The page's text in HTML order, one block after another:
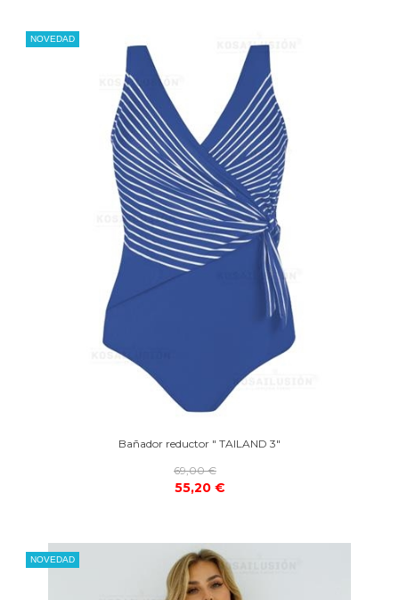
NOVEDAD
Bañador reductor " TAILAND 3"
69,00 €
55,20 €
NOVEDAD